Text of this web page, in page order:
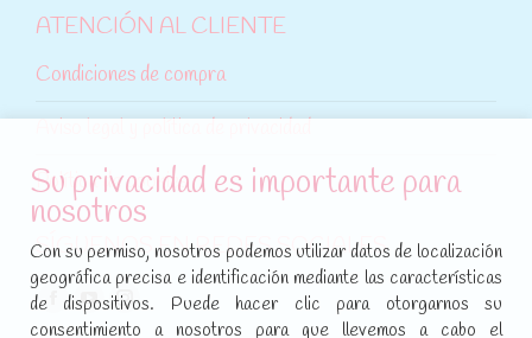
ATENCIÓN AL CLIENTE
Condiciones de compra
Política de cookies
SÍGUENOS EN REDES SOCIALES
Encuéntranos en:
Facebook
YouTubeInstagram
Su privacidad es importante para
nosotros
Con su permiso, nosotros podemos utilizar datos de localización
geográfica precisa e identificación mediante las características
de dispositivos. Puede hacer clic para otorgarnos su
consentimiento a nosotros para que llevemos a cabo el